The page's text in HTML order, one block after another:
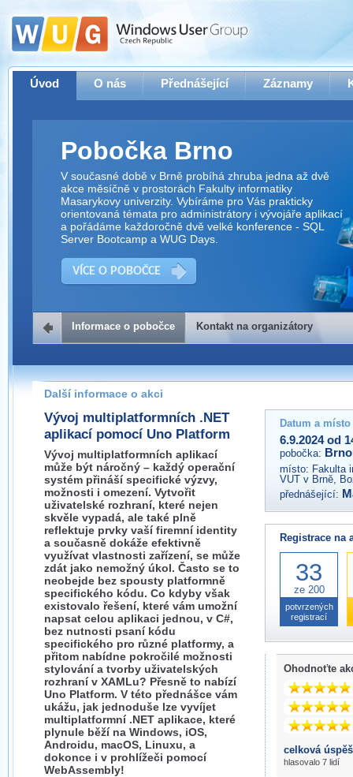
Úvod O nás Přednášející Záznamy
Pobočka Brno
V současné době v Brně probíhá zhruba jedna až dvě
akce měsíčně v prostorách Fakulty informatiky
Masarykovy univerzity. Vybíráme pro Vás prakticky
orientovaná témata pro administrátory i vývojáře aplikací
a pořádáme každoročně dvě velké konference - SQL
Server Bootcamp a WUG Days.
VÍCE O POBOČCE
Kontakt na organizátory
Pokud máte jakýkoliv dotaz na organizátory této akce,
prosím neváhejte nás kontaktovat na e-mailu:
brno@wug.cz
Informace o pobočce Kontakt na organizátory
Další informace o akci
Vývoj multiplatformních .NET
aplikací pomocí Uno Platform
Vývoj multiplatformních aplikací
může být náročný – každý operační
systém přináší specifické výzvy,
možnosti i omezení. Vytvořit
uživatelské rozhraní, které nejen
skvěle vypadá, ale také plně
reflektuje prvky vaší firemní identity
a současně dokáže efektivně
využívat vlastnosti zařízení, se může
zdát jako nemožný úkol. Často se to
neobejde bez spousty platformně
specifického kódu. Co kdyby však
existovalo řešení, které vám umožní
napsat celou aplikaci jednou, v C#,
bez nutnosti psaní kódu
specifického pro různé platformy, a
přitom nabídne pokročilé možnosti
stylování a tvorby uživatelských
rozhraní v XAMLu? Přesně to nabízí
Uno Platform. V této přednášce vám
ukážu, jak jednoduše lze vyvíjet
multiplatformní .NET aplikace, které
plynule běží na Windows, iOS,
Androidu, macOS, Linuxu, a
dokonce i v prohlížeči pomocí
WebAssembly!
Datum a
6.9.2024 od
pobočka: Brno
místo: Fakulta
VUT v Brně,
přednášející:
Registrace na
33
ze 200
potvrzených
registrací
Ohodnoťte
celková
hlasovalo 7 lidí